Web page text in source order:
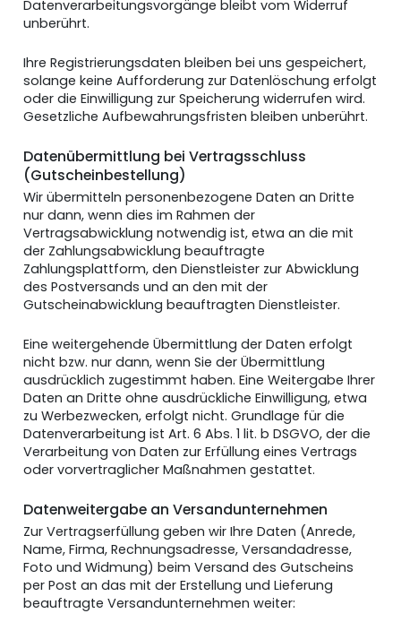
Datenverarbeitungsvorgänge bleibt vom Widerruf
unberührt.
Ihre Registrierungsdaten bleiben bei uns gespeichert,
solange keine Aufforderung zur Datenlöschung erfolgt
oder die Einwilligung zur Speicherung widerrufen wird.
Gesetzliche Aufbewahrungsfristen bleiben unberührt.
Datenübermittlung bei Vertragsschluss
(Gutscheinbestellung)
Wir übermitteln personenbezogene Daten an Dritte
nur dann, wenn dies im Rahmen der
Vertragsabwicklung notwendig ist, etwa an die mit
der Zahlungsabwicklung beauftragte
Zahlungsplattform, den Dienstleister zur Abwicklung
des Postversands und an den mit der
Gutscheinabwicklung beauftragten Dienstleister.
Eine weitergehende Übermittlung der Daten erfolgt
nicht bzw. nur dann, wenn Sie der Übermittlung
ausdrücklich zugestimmt haben. Eine Weitergabe Ihrer
Daten an Dritte ohne ausdrückliche Einwilligung, etwa
zu Werbezwecken, erfolgt nicht. Grundlage für die
Datenverarbeitung ist Art. 6 Abs. 1 lit. b DSGVO, der die
Verarbeitung von Daten zur Erfüllung eines Vertrags
oder vorvertraglicher Maßnahmen gestattet.
Datenweitergabe an Versandunternehmen
Zur Vertragserfüllung geben wir Ihre Daten (Anrede,
Name, Firma, Rechnungsadresse, Versandadresse,
Foto und Widmung) beim Versand des Gutscheins
per Post an das mit der Erstellung und Lieferung
beauftragte Versandunternehmen weiter: